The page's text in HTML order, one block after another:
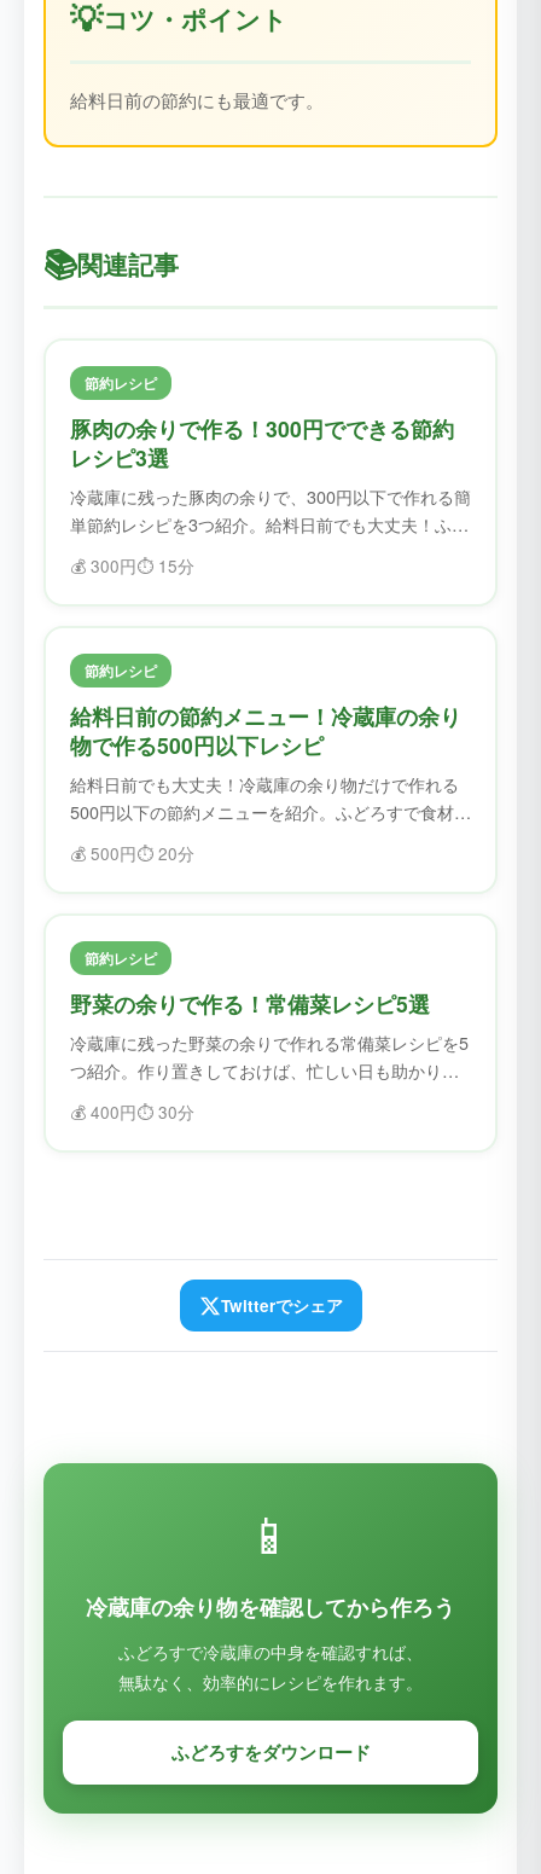
💡コツ・ポイント
給料日前の節約にも最適です。
📚関連記事
節約レシピ
豚肉の余りで作る！300円でできる節約
レシピ3選
冷蔵庫に残った豚肉の余りで、300円以下で作れる簡
単節約レシピを3つ紹介。給料日前でも大丈夫！ふど
ろすで食材を無駄にせず、美味しく節約。
💰 300円⏱️ 15分
節約レシピ
給料日前の節約メニュー！冷蔵庫の余り
物で作る500円以下レシピ
給料日前でも大丈夫！冷蔵庫の余り物だけで作れる
500円以下の節約メニューを紹介。ふどろすで食材を
確認してから作れば、無駄なく節約できます。
💰 500円⏱️ 20分
節約レシピ
野菜の余りで作る！常備菜レシピ5選
冷蔵庫に残った野菜の余りで作れる常備菜レシピを5
つ紹介。作り置きしておけば、忙しい日も助かりま
💰 400円⏱️ 30分
Twitterでシェア
📱
冷蔵庫の余り物を確認してから作ろう
ふどろすで冷蔵庫の中身を確認すれば、
無駄なく、効率的にレシピを作れます。
ふどろすをダウンロード